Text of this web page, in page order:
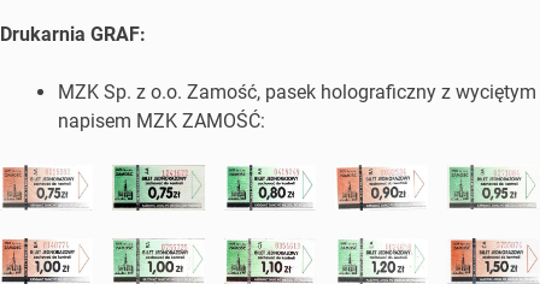
Drukarnia GRAF:
MZK Sp. z o.o. Zamość, pasek holograficzny z wyciętym
napisem MZK ZAMOŚĆ: